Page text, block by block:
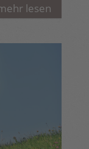
lesen